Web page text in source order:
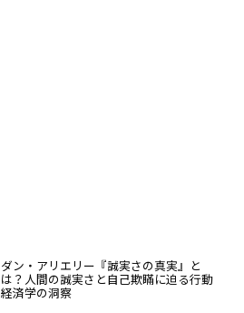
ダン・アリエリー『誠実さの真実』と
は？人間の誠実さと自己欺瞞に迫る行動
経済学の洞察